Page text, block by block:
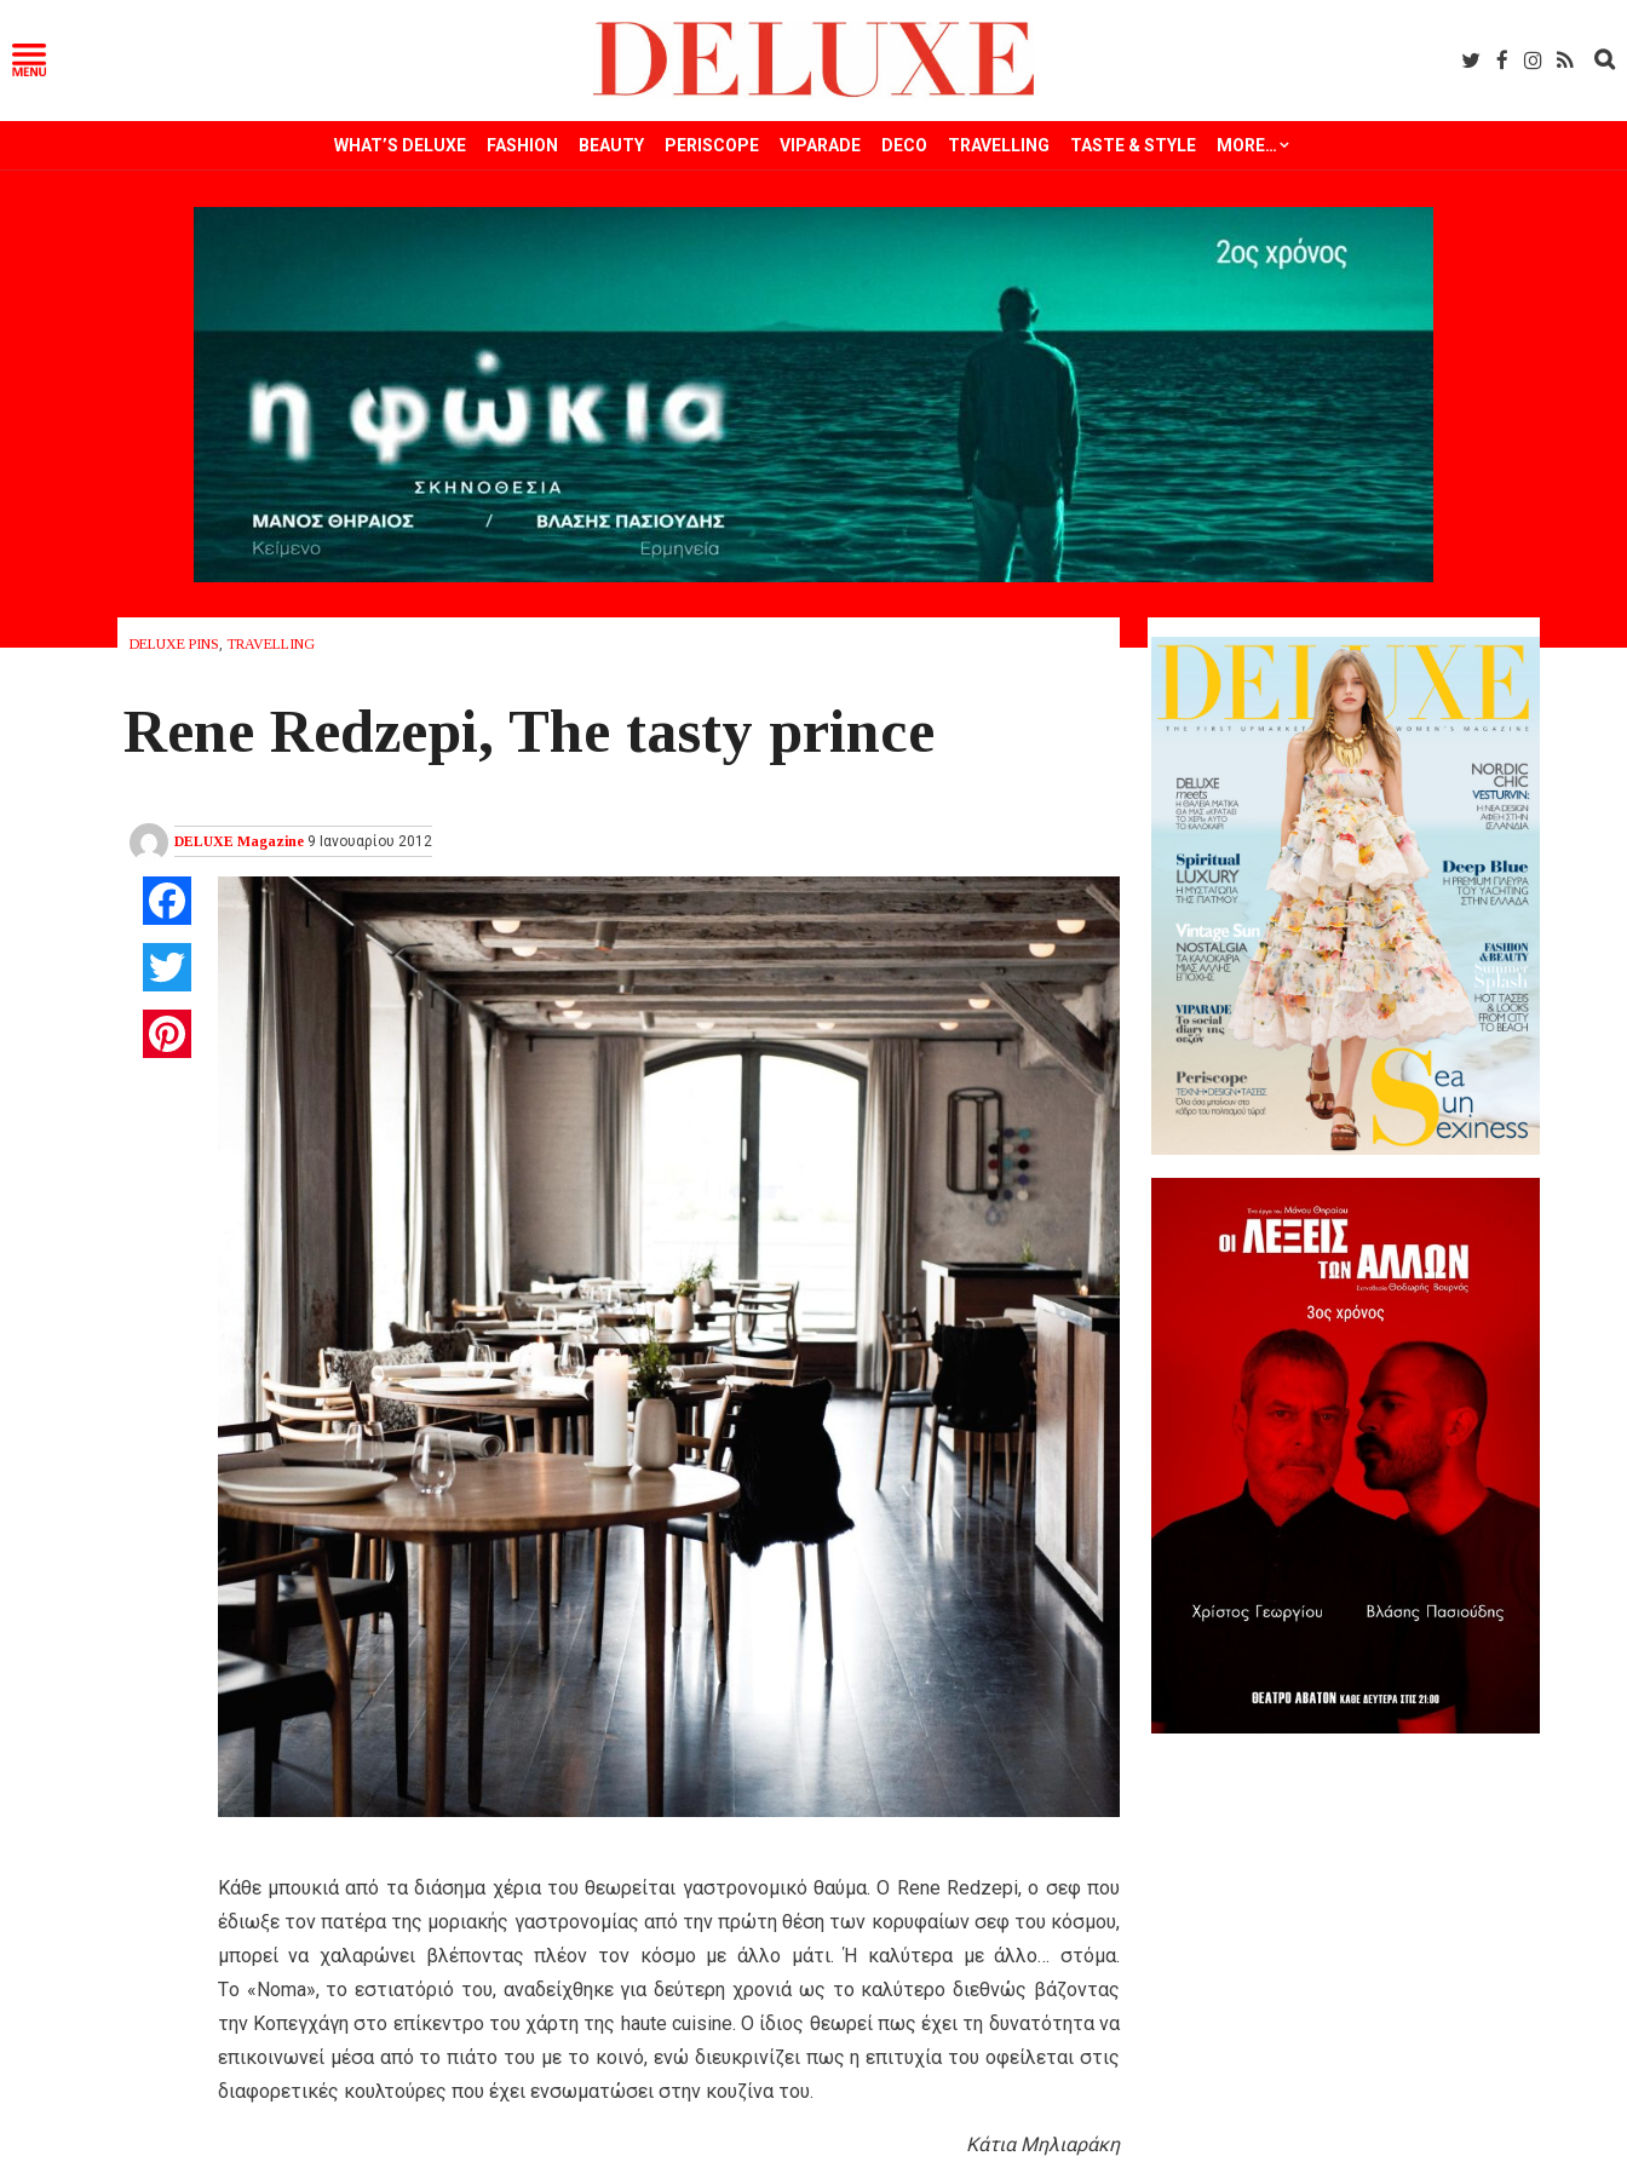
WHAT’S DELUXE FASHION BEAUTY PERISCOPE VIPARADE DECO TRAVELLING TASTE & STYLE MORE…
DELUXE PINS, TRAVELLING
Rene Redzepi, The tasty prince
DELUXE Magazine 9 Ιανουαρίου 2012
Facebook
Pinterest
Κάθε μπουκιά από τα διάσημα χέρια του θεωρείται γαστρονομικό θαύμα. O Rene Redzepi, o σεφ που
έδιωξε τον πατέρα της μοριακής γαστρονομίας από την πρώτη θέση των κορυφαίων σεφ του κόσμου,
μπορεί να χαλαρώνει βλέποντας πλέον τον κόσμο με άλλο μάτι. Ή καλύτερα με άλλο… στόμα.
Tο «Noma», το εστιατόριό του, αναδείχθηκε για δεύτερη χρονιά ως το καλύτερο διεθνώς βάζοντας
την Κοπεγχάγη στο επίκεντρο του χάρτη της haute cuisine. Ο ίδιος θεωρεί πως έχει τη δυνατότητα να
επικοινωνεί μέσα από το πιάτο του με το κοινό, ενώ διευκρινίζει πως η επιτυχία του οφείλεται στις
διαφορετικές κουλτούρες που έχει ενσωματώσει στην κουζίνα του.
Κάτια Μηλιαράκη